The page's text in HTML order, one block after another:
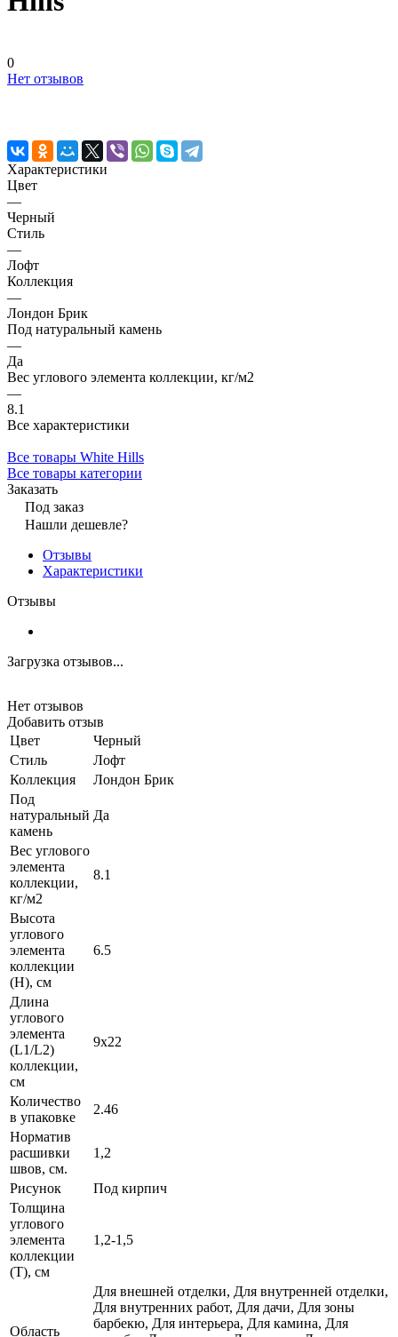
0
Нет отзывов
Характеристики
Цвет
—
Черный
Стиль
—
Лофт
Коллекция
—
Лондон Брик
Под натуральный камень
—
Да
Вес углового элемента коллекции, кг/м2
—
8.1
Все характеристики
Все товары White Hills
Все товары категории
Заказать
Под заказ
Нашли дешевле?
Отзывы
Характеристики
Отзывы
Загрузка отзывов...
Нет отзывов
Добавить отзыв
Цвет
Черный
Стиль
Лофт
Коллекция
Лондон Брик
Под
натуральный
камень
Да
Вес углового
элемента
коллекции,
кг/м2
8.1
Высота
углового
элемента
коллекции
(H), см
6.5
Длина
углового
элемента
(L1/L2)
коллекции,
см
9х22
Количество
в упаковке
2.46
Норматив
расшивки
швов, см.
1,2
Рисунок
Под кирпич
Толщина
углового
элемента
коллекции
(T), см
1,2-1,5
Область
Для внешней отделки, Для внутренней отделки,
Для внутренних работ, Для дачи, Для зоны
барбекю, Для интерьера, Для камина, Для